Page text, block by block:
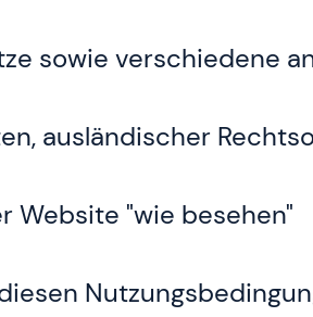
sowie verschiedene
ausländischer
Website "wie besehen"